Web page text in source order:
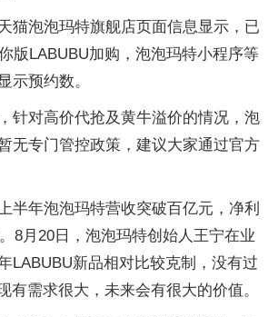
猫泡泡玛特旗舰店页面信息显示，已
版LABUBU加购，泡泡玛特小程序等
示预约数。
针对高价代抢及黄牛溢价的情况，泡
无专门管控政策，建议大家通过官方
半年泡泡玛特营收突破百亿元，净利
8月20日，泡泡玛特创始人王宁在业
LABUBU新品相对比较克制，没有过
有需求很大，未来会有很大的价值。